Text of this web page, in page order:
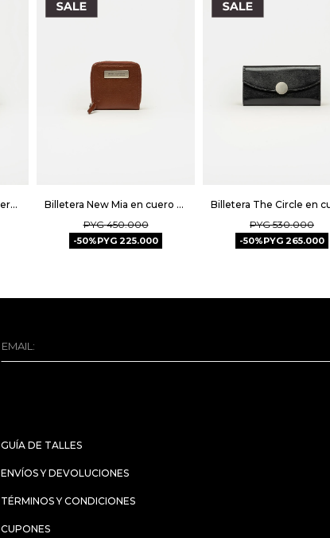
Billetera The Circle en cuero graneado - Taupe
Billetera New Mia en cuero graneado - Tabaco
PYG 450.000
50 PYG 225.000
PYG 530.000
50 PYG 265.000
GUÍA DE TALLES
ENVÍOS Y DEVOLUCIONES
TÉRMINOS Y CONDICIONES
CUPONES